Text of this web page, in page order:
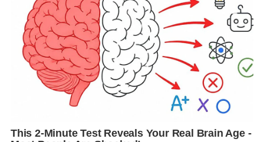
พิจารณาร่วมกัน เพราะเป็นเรื่องของข้อเท็จจริง หากจุด
ไหนสุ่มเสี่ยงก็ต้องปิด โดยขณะนี้ได้ตีกรอบงดเยี่ยมญาติ
แล้วเบื้องต้น 11 เรือนจำ คือ
1.เรือนจำกลางนครปฐม 2.เรือนจำกลางเขาบิน 3.เรือนจำ
กลางราชบุรี 4.เรือนจำกลางสมุทรสงคราม 5. เรือนจำ
กลางสมุทรสาคร 6.เรือนจำจังหวัดกาญจนบุรี 7.เรือนจำ
จังหวัดสมุทรสาคร 8.เรือนจำอำเภอทองผาภูมิ 9.สถาน
กักกันนครปฐม 10.เรือนจำพิเศษธนบุรี และ